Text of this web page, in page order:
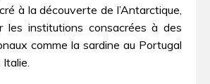
à la découverte de l’Antarctique,
les institutions consacrées à des
comme la sardine au Portugal